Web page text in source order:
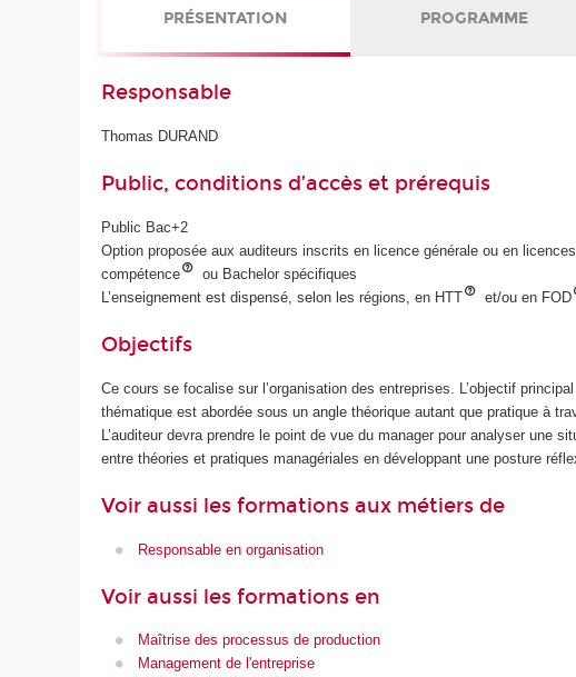
PRÉSENTATION PROGRAMME
Responsable
Thomas DURAND
Public, conditions d’accès et prérequis
Public Bac+2
Option proposée aux auditeurs inscrits en licence générale ou en
compétence
ou Bachelor spécifiques
L’enseignement est dispensé, selon les régions, en HTT
et/ou en FOD
Objectifs
Ce cours se focalise sur l’organisation des entreprises. L’objectif
thématique est abordée sous un angle théorique autant que pratique à
L’auditeur devra prendre le point de vue du manager pour analyser une
entre théories et pratiques managériales en développant une posture
Voir aussi les formations aux métiers de
Responsable en organisation
Voir aussi les formations en
Maîtrise des processus de production
Management de l'entreprise